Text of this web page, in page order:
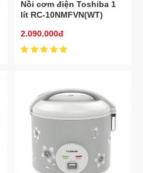
Nồi cơm điện Toshiba 1
lít RC-10NMFVN(WT)
2.090.000đ